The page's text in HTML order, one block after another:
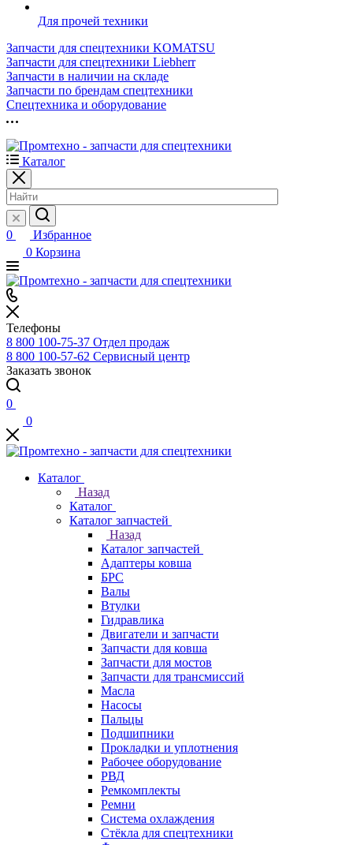
Для прочей техники
Запчасти для спецтехники KOMATSU
Запчасти для спецтехники Liebherr
Запчасти в наличии на складе
Запчасти по брендам спецтехники
Спецтехника и оборудование
Каталог
0
Избранное
0 Корзина
Телефоны
8 800 100-75-37 Отдел продаж
8 800 100-57-62 Сервисный центр
Заказать звонок
0
0
Каталог
Назад
Каталог
Каталог запчастей
Назад
Каталог запчастей
Адаптеры ковша
БРС
Валы
Втулки
Гидравлика
Двигатели и запчасти
Запчасти для ковша
Запчасти для мостов
Запчасти для трансмиссий
Масла
Насосы
Пальцы
Подшипники
Прокладки и уплотнения
Рабочее оборудование
РВД
Ремкомплекты
Ремни
Система охлаждения
Стёкла для спецтехники